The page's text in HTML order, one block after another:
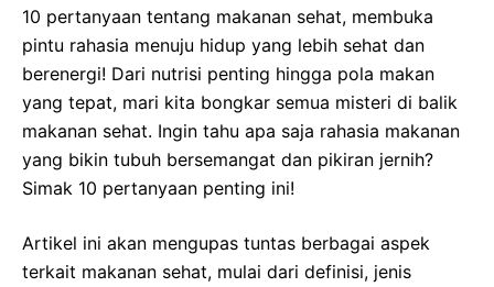
10 pertanyaan tentang makanan sehat, membuka
pintu rahasia menuju hidup yang lebih sehat dan
berenergi! Dari nutrisi penting hingga pola makan
yang tepat, mari kita bongkar semua misteri di balik
makanan sehat. Ingin tahu apa saja rahasia makanan
yang bikin tubuh bersemangat dan pikiran jernih?
Simak 10 pertanyaan penting ini!
Artikel ini akan mengupas tuntas berbagai aspek
terkait makanan sehat, mulai dari definisi, jenis